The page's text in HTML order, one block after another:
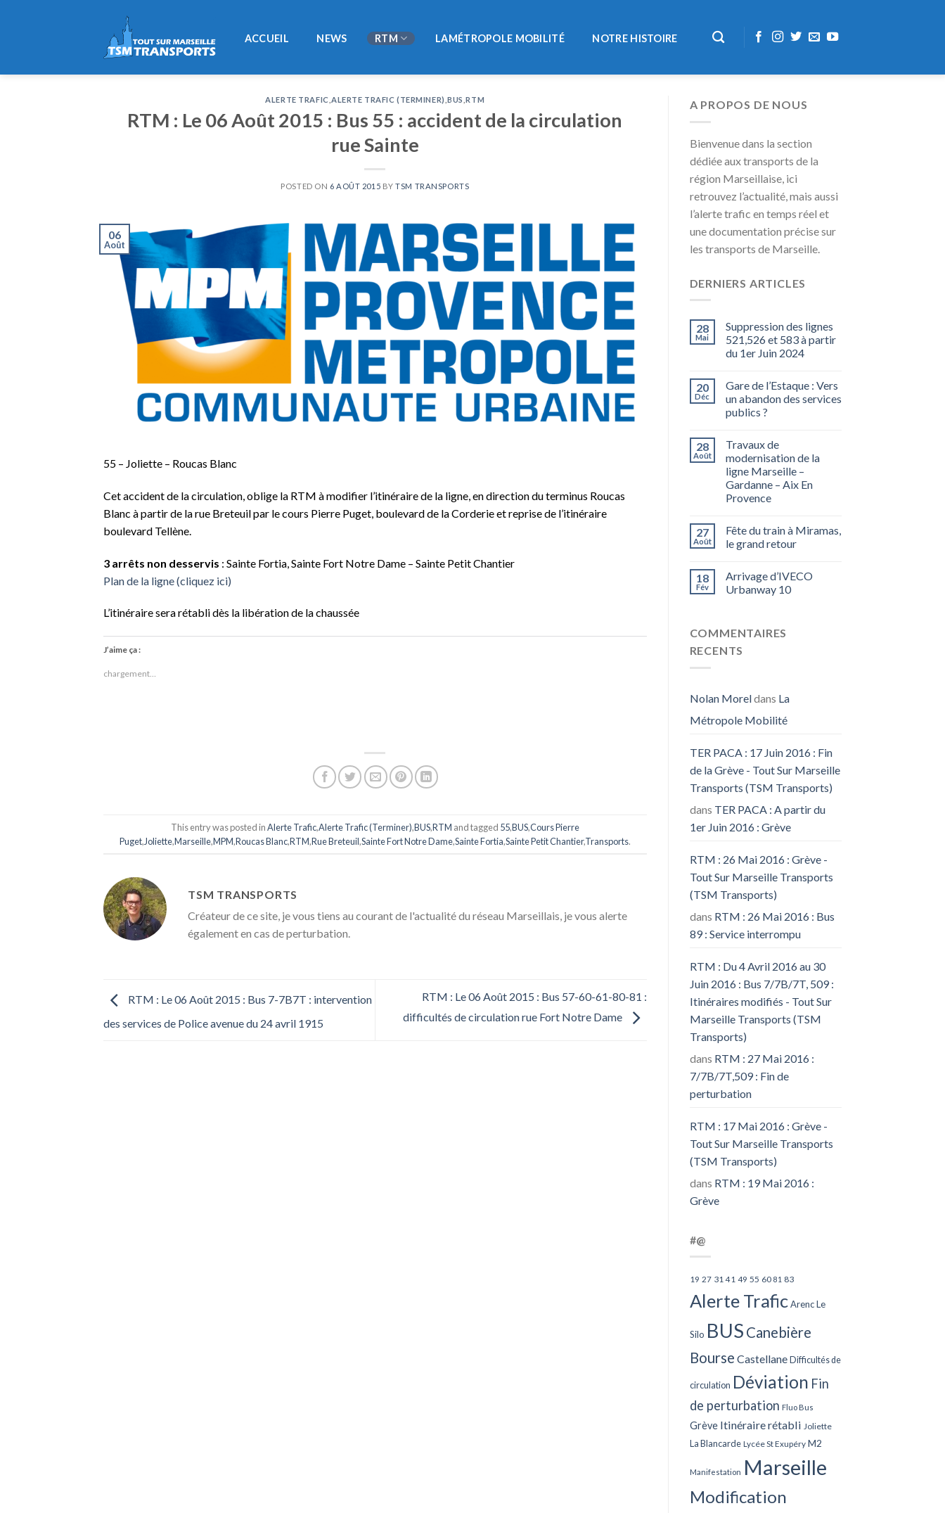
ACCUEIL NEWS RTM LAMÉTROPOLE MOBILITÉ NOTRE HISTOIRE
ALERTE TRAFIC ,ALERTE TRAFIC (TERMINER) ,BUS ,RTM
RTM : Le 06 Août 2015 : Bus 55 : accident de la circulation
rue Sainte
POSTED ON 6 AOÛT 2015 BYTSM TRANSPORTS
06
Août
55 – Joliette – Roucas Blanc
Cet accident de la circulation, oblige la RTM à modifier l’itinéraire de la ligne, en direction du terminus Roucas
Blanc à partir de la rue Breteuil par le cours Pierre Puget, boulevard de la Corderie et reprise de l’itinéraire
boulevard Tellène.
3 arrêts non desservis : Sainte Fortia, Sainte Fort Notre Dame – Sainte Petit Chantier
Plan de la ligne (cliquez ici)
L’itinéraire sera rétabli dès la libération de la chaussée
J’aime ça :
chargement…
This entry was posted inAlerte Trafic,Alerte Trafic (Terminer),BUS,RTM and tagged 55,BUS,Cours Pierre
Puget,Joliette,Marseille,MPM,Roucas Blanc,RTM,Rue Breteuil,Sainte Fort Notre Dame,Sainte Fortia,Sainte Petit Chantier,Transports.
TSM TRANSPORTS
Créateur de ce site, je vous tiens au courant de l'actualité du réseau Marseillais, je vous alerte
également en cas de perturbation.
RTM : Le 06 Août 2015 : Bus 7-7B7T : intervention
des services de Police avenue du 24 avril 1915
RTM : Le 06 Août 2015 : Bus 57-60-61-80-81 :
difficultés de circulation rue Fort Notre Dame
A PROPOS DE NOUS
Bienvenue dans la section
dédiée aux transports de la
région Marseillaise, ici
retrouvez l’actualité, mais aussi
l’alerte trafic en temps réel et
une documentation précise sur
les transports de Marseille.
DERNIERS ARTICLES
28
Mai
Suppression des lignes
521,526 et 583 à partir
du 1er Juin 2024
20
Déc
Gare de l’Estaque : Vers
un abandon des services
publics ?
28
Août
Travaux de
modernisation de la
ligne Marseille –
Gardanne – Aix En
Provence
27
Août
Fête du train à Miramas,
le grand retour
18
Fév
Arrivage d’IVECO
Urbanway 10
COMMENTAIRES
RECENTS
Nolan Moreldans La
Métropole Mobilité
TER PACA : 17 Juin 2016 : Fin
de la Grève - Tout Sur Marseille
Transports (TSM Transports)
dans TER PACA : A partir du
1er Juin 2016 : Grève
RTM : 26 Mai 2016 : Grève -
Tout Sur Marseille Transports
(TSM Transports)
dans RTM : 26 Mai 2016 : Bus
89 : Service interrompu
RTM : Du 4 Avril 2016 au 30
Juin 2016 : Bus 7/7B/7T, 509 :
Itinéraires modifiés - Tout Sur
Marseille Transports (TSM
Transports)
dans RTM : 27 Mai 2016 :
7/7B/7T,509 : Fin de
perturbation
RTM : 17 Mai 2016 : Grève -
Tout Sur Marseille Transports
(TSM Transports)
dans RTM : 19 Mai 2016 :
Grève
#@
19 27 31 41 49 55 60 81 83
Alerte Trafic Arenc Le
Silo BUS Canebière
Bourse Castellane Difficultés de
circulation Déviation Fin
de perturbation Fluo Bus
Grève Itinéraire rétabli Joliette
La Blancarde Lycée St Exupéry M2
Manifestation Marseille
Modification